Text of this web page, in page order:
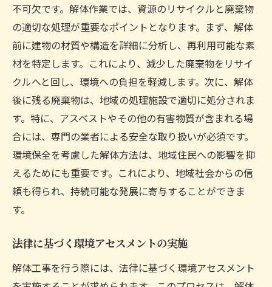
不可欠です。解体作業では、資源のリサイクルと廃棄物
の適切な処理が重要なポイントとなります。まず、解体
前に建物の材質や構造を詳細に分析し、再利用可能な素
材を特定します。これにより、減少した廃棄物をリサイ
クルへと回し、環境への負担を軽減します。次に、解体
後に残る廃棄物は、地域の処理施設で適切に処分されま
す。特に、アスベストやその他の有害物質が含まれる場
合には、専門の業者による安全な取り扱いが必須です。
環境保全を考慮した解体方法は、地域住民への影響を抑
えるためにも重要です。これにより、地域社会からの信
頼も得られ、持続可能な発展に寄与することができま
す。
法律に基づく環境アセスメントの実施
解体工事を行う際には、法律に基づく環境アセスメント